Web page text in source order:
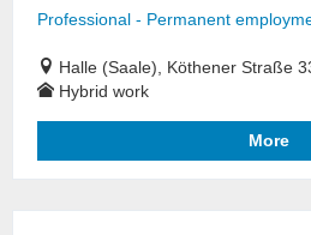
Professional - Permanent
Halle (Saale), Köthener Straße
Hybrid work
More